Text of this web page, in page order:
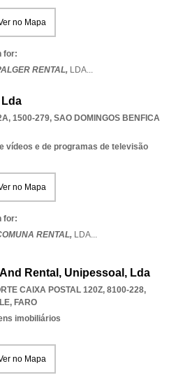
no Mapa
for:
RENTAL, LDA...
1500-279, SAO DOMINGOS BENFICA
vídeos e de programas de televisão
no Mapa
for:
RENTAL, LDA...
Rental, Unipessoal, Lda
CAIXA POSTAL 120Z, 8100-228,
, FARO
imobiliários
no Mapa